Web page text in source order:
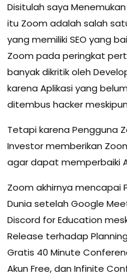
Disitulah saya
itu Zoom adalah salah
yang memiliki SEO yang
Zoom pada peringkat
banyak dikritik oleh
karena Aplikasi yang
ditembus hacker
Tetapi karena Pengguna
Investor memberikan
agar dapat memperbaiki
Zoom akhirnya mencapai
Dunia setelah Google
Discord for Education
Release terhadap
Gratis 40 Minute
Akun Free, dan Infinite